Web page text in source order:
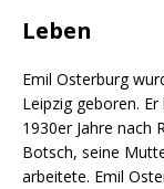
Leben
Emil Osterburg
Leipzig geboren.
1930er Jahre nach
Botsch, seine
arbeitete. Emil